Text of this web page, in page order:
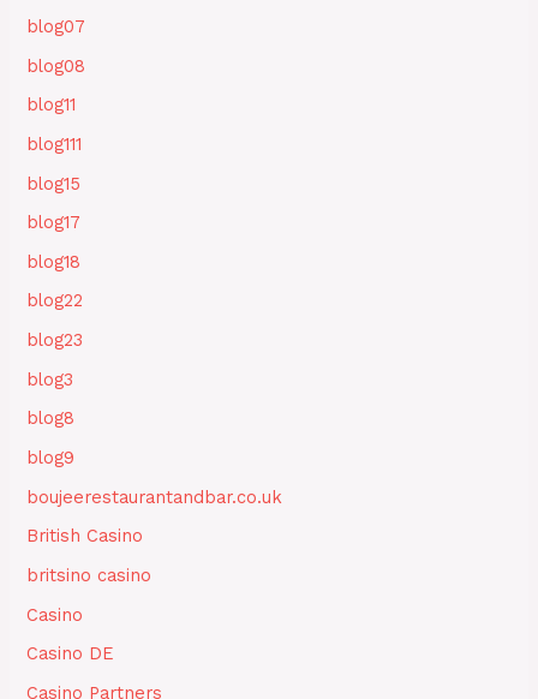
blog07
blog08
blog11
blog111
blog15
blog17
blog18
blog22
blog23
blog3
blog8
blog9
boujeerestaurantandbar.co.uk
British Casino
britsino casino
Casino
Casino DE
Casino Partners